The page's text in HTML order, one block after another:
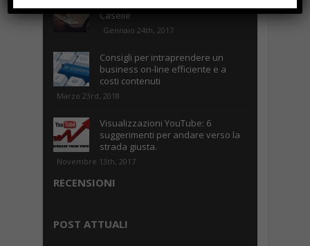
Caselle
Gennaio 24th, 2017
Consigli per intraprendere un
business on-line efficiente e a
costi contenuti
Marzo 23rd, 2018
Visualizzazioni YouTube: 6
suggerimenti per andare verso la
strada giusta.
Novembre 13th, 2017
RECENSIONI
POST ATTUALI